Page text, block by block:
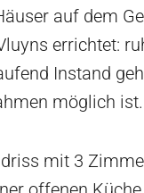
auf dem
errichtet:
Instand
möglich ist.
mit 3